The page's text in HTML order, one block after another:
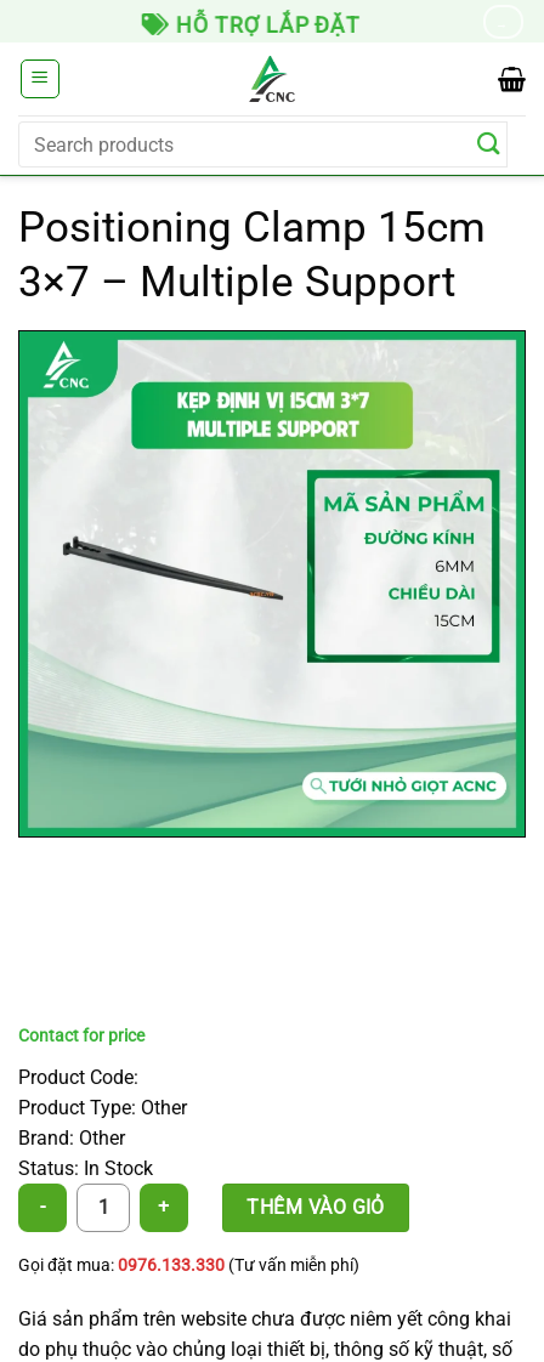
content
HỖ TRỢ LẮP ĐẶT
Search
Positioning Clamp 15cm
3×7 – Multiple Support
Product Code:
Product Type: Other
Brand: Other
Status: In Stock
Positioning Clamp 15cm 3×7 - Multiple Support quantity
THÊM VÀO GIỎ
Gọi đặt mua:0976.133.330 (Tư vấn miễn phí)
Giá sản phẩm trên website chưa được niêm yết công khai
do phụ thuộc vào chủng loại thiết bị, thông số kỹ thuật, số